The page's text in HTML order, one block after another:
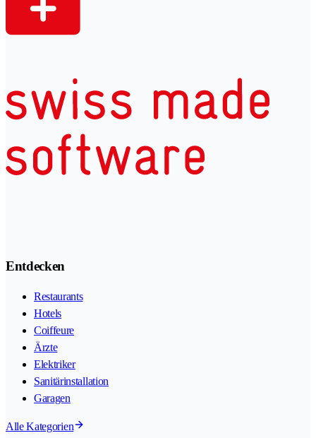
Entdecken
Restaurants
Hotels
Coiffeure
Ärzte
Elektriker
Sanitärinstallation
Garagen
Alle Kategorien